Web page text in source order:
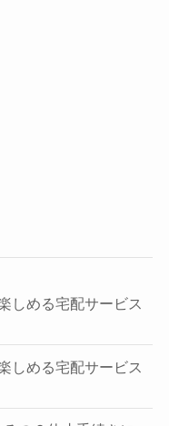
しめる宅配サービス
しめる宅配サービス